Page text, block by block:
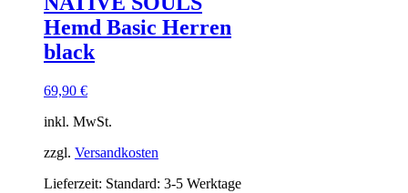
Hemd Basic Herren
black
69,90 €
inkl. MwSt.
zzgl. Versandkosten
Lieferzeit: Standard: 3-5 Werktage